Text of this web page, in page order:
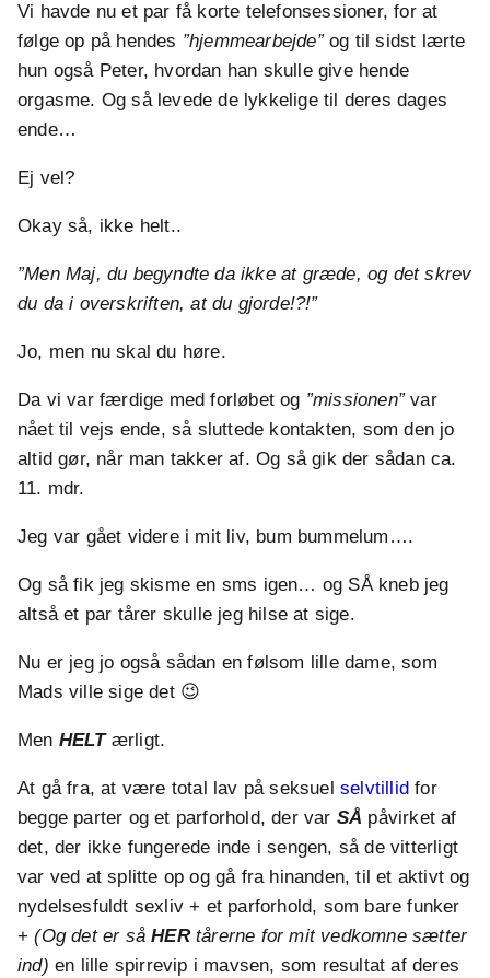
Vi havde nu et par få korte telefonsessioner, for at
følge op på hendes ”hjemmearbejde”og til sidst lærte
hun også Peter, hvordan han skulle give hende
orgasme. Og så levede de lykkelige til deres dages
ende…
Ej vel?
Okay så, ikke helt..
”Men Maj, du begyndte da ikke at græde, og det skrev
du da i overskriften, at du gjorde!?!”
Jo, men nu skal du høre.
Da vi var færdige med forløbet og ”missionen”var
nået til vejs ende, så sluttede kontakten, som den jo
altid gør, når man takker af. Og så gik der sådan ca.
11. mdr.
Jeg var gået videre i mit liv, bum bummelum….
Og så fik jeg skisme en sms igen… og SÅ kneb jeg
altså et par tårer skulle jeg hilse at sige.
Nu er jeg jo også sådan en følsom lille dame, som
Mads ville sige det 😉
Men HELT ærligt.
At gå fra, at være total lav på seksuel selvtillid for
begge parter og et parforhold, der var SÅ påvirket af
det, der ikke fungerede inde i sengen, så de vitterligt
var ved at splitte op og gå fra hinanden, til et aktivt og
nydelsesfuldt sexliv + et parforhold, som bare funker
+(Og det er såHERtårerne for mit vedkomne sætter
ind) en lille spirrevip i mavsen, som resultat af deres